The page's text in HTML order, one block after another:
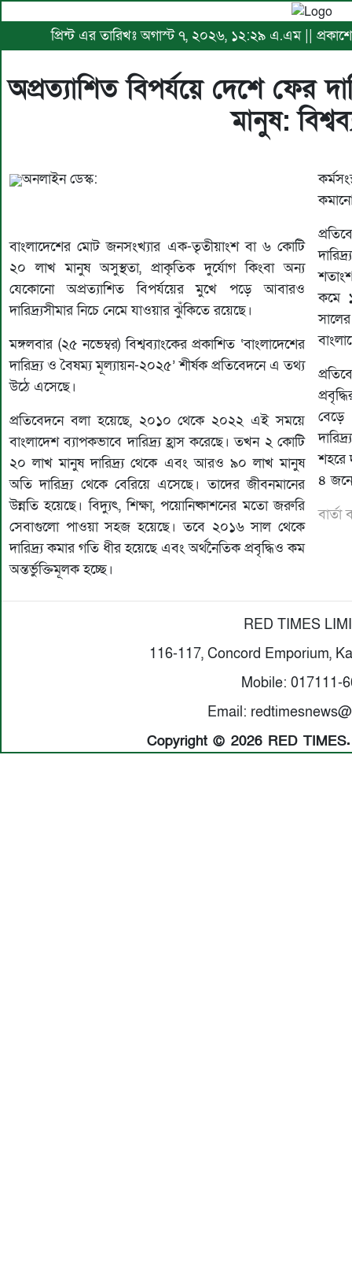
প্রিন্ট এর তারিখঃ অগাস্ট ৭, ২০২৬, ১২:২৯ এ.এম ||
অপ্রত্যাশিত বিপর্যয়ে দেশে ফের
মানুষ:
অনলাইন ডেস্ক:
বাংলাদেশের মোট জনসংখ্যার এক-তৃতীয়াংশ বা ৬ কোটি
২০ লাখ মানুষ অসুস্থতা, প্রাকৃতিক দুর্যোগ কিংবা অন্য
যেকোনো অপ্রত্যাশিত বিপর্যয়ের মুখে পড়ে আবারও
দারিদ্র্যসীমার নিচে নেমে যাওয়ার ঝুঁকিতে রয়েছে।
মঙ্গলবার (২৫ নভেম্বর) বিশ্বব্যাংকের প্রকাশিত ‘বাংলাদেশের
দারিদ্র্য ও বৈষম্য মূল্যায়ন-২০২৫’ শীর্ষক প্রতিবেদনে এ তথ্য
উঠে এসেছে।
প্রতিবেদনে বলা হয়েছে, ২০১০ থেকে ২০২২ এই সময়ে
বাংলাদেশ ব্যাপকভাবে দারিদ্র্য হ্রাস করেছে। তখন ২ কোটি
২০ লাখ মানুষ দারিদ্র্য থেকে এবং আরও ৯০ লাখ মানুষ
অতি দারিদ্র্য থেকে বেরিয়ে এসেছে। তাদের জীবনমানের
উন্নতি হয়েছে। বিদ্যুৎ, শিক্ষা, পয়োনিষ্কাশনের মতো জরুরি
সেবাগুলো পাওয়া সহজ হয়েছে। তবে ২০১৬ সাল থেকে
দারিদ্র্য কমার গতি ধীর হয়েছে এবং অর্থনৈতিক প্রবৃদ্ধিও কম
অন্তর্ভুক্তিমূলক হচ্ছে।
কমে
শহরে
৪
বার্তা
RED TIMES
116-117, Concord Emporium,
Mobile: 017111-
Email:
Copyright © 2026 RED